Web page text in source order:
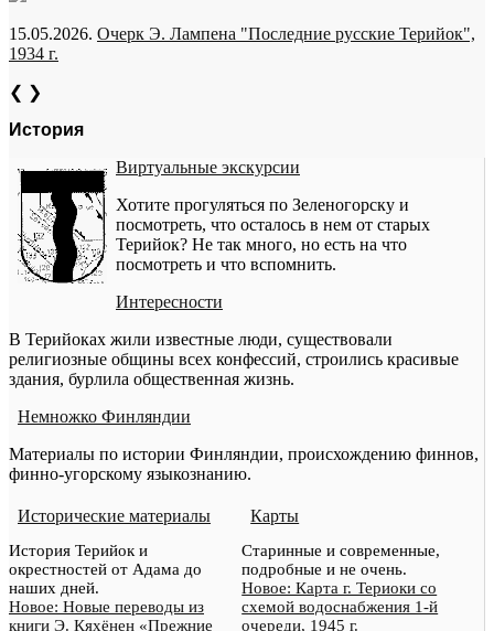
15.05.2026. Очерк Э. Лампена "Последние русские Терийок",
1934 г.
❮ ❯
История
Виртуальные экскурсии
Хотите прогуляться по Зеленогорску и
посмотреть, что осталось в нем от старых
Терийок? Не так много, но есть на что
посмотреть и что вспомнить.
Интересности
В Терийоках жили известные люди, существовали
религиозные общины всех конфессий, строились красивые
здания, бурлила общественная жизнь.
Немножко Финляндии
Материалы по истории Финляндии, происхождению финнов,
финно-угорскому языкознанию.
Исторические материалы
История Терийок и
окрестностей от Адама до
наших дней.
Новое: Новые переводы из
книги Э. Кяхёнен «Прежние
Карты
Старинные и современные,
подробные и не очень.
Новое: Карта г. Териоки со
схемой водоснабжения 1-й
очереди, 1945 г.